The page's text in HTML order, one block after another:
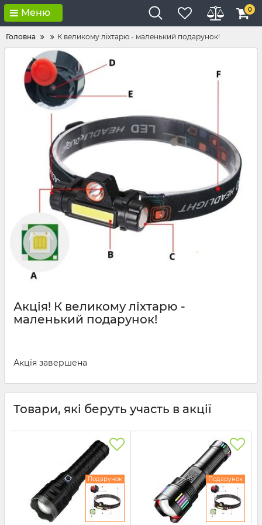
Меню 0
Головна К великому ліхтарю - маленький подарунок!
Акція! К великому ліхтарю -
маленький подарунок!
Акція завершена
Товари, які беруть участь в акції
Подарунок Подарунок